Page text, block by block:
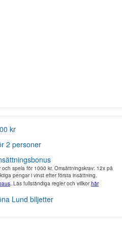
kr
2 personer
spela för 1000 kr. Omsättningskrav: 12x på
pengar i vinst efter första insättning.
. Läs fullständiga regler och villkorhär
Lund biljetter